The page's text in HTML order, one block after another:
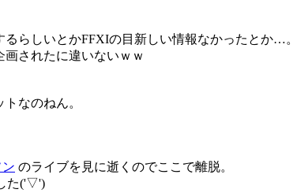
らしいとかFFXIの目新しい情報なかったとか…。
されたに違いないｗｗ
なのねん。
のライブを見に逝くのでここで離脱。
た('▽')